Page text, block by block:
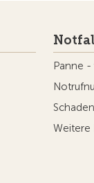
Panne -
Weitere